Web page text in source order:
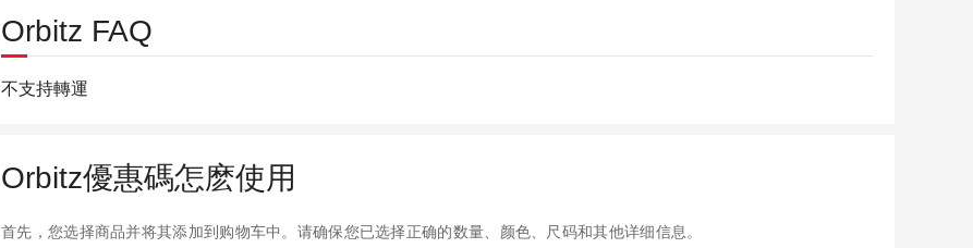
Orbitz FAQ
不支持轉運
Orbitz優惠碼怎麽使用
首先，您选择商品并将其添加到购物车中。请确保您已选择正确的数量、颜色、尺码和其他详细信息。